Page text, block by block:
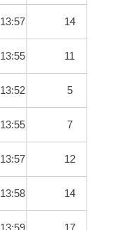
13:57 14
13:55 11
13:52 5
13:55 7
13:57 12
13:58 14
13:59 17